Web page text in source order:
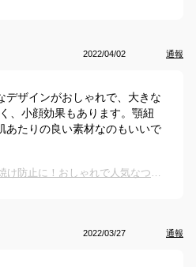
2022/04/02 通報
デザインがおしゃれで、大きな
、小顔効果もあります。顎紐
あたりの良い素材なのもいいで
レディース日除け帽子｜日焼け防止に！おしゃれで人気なつば広帽子のおすすめは？
2022/03/27 通報